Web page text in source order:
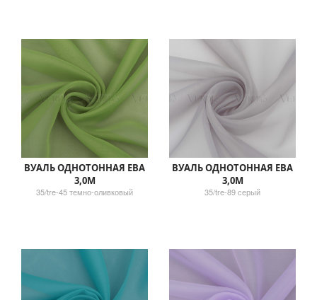
ВУАЛЬ ОДНОТОННАЯ ЕВА
3,0М
35/tre-45 темно-оливковый
ВУАЛЬ ОДНОТОННАЯ ЕВА
3,0М
35/tre-89 серый